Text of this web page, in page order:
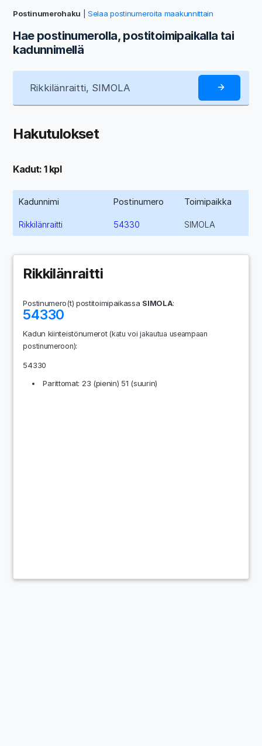
Postinumerohaku |Selaa postinumeroita maakunnittain
Hae postinumerolla, postitoimipaikalla tai
kadunnimellä
Hakutulokset
Kadut: 1 kpl
Kadunnimi Postinumero Toimipaikka
Rikkilänraitti 54330 SIMOLA
Rikkilänraitti
Postinumero(t) postitoimipaikassa SIMOLA:
54330
Kadun kiinteistönumerot(katu voi jakautua useampaan
postinumeroon):
54330
Parittomat: 23 (pienin) 51 (suurin)